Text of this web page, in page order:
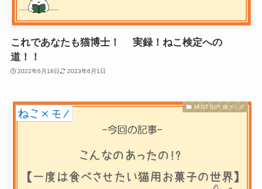
これであなたも猫博士！ 実録！ねこ検定への
道！！
2022年6月18日 2023年6月1日
MUST BUY 猫グッズ